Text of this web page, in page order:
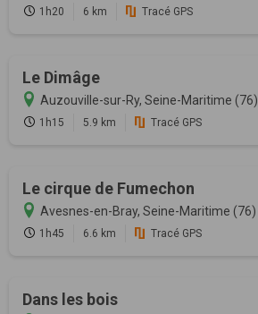
1h20 6 km Tracé GPS
Le Dimâge
Auzouville-sur-Ry, Seine-Maritime (76)
1h15 5.9 km Tracé GPS
Le cirque de Fumechon
Avesnes-en-Bray, Seine-Maritime (76)
1h45 6.6 km Tracé GPS
Dans les bois